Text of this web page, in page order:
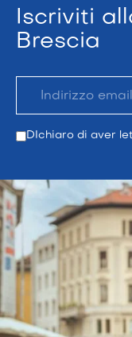
Iscriviti
Brescia
DIchiaro di aver